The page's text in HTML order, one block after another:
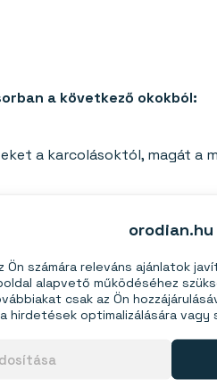
orodian.hu
Ön számára releváns ajánlatok
alapvető működéséhez
csak az Ön
hirdetések optimalizálására vagy
a következő okokból:
a karcolásoktól, magát a
ideális a szervezéshez,
felületek védelme.
műanyag borításban